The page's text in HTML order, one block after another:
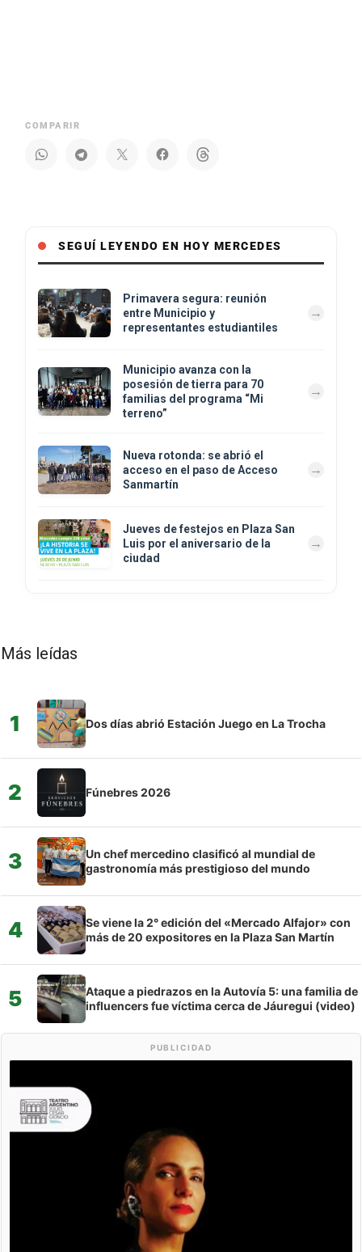
COMPARIR
SEGUÍ LEYENDO EN HOY MERCEDES
Primavera segura: reunión
entre Municipio y
representantes estudiantiles
Municipio avanza con la
posesión de tierra para 70
familias del programa “Mi
terreno”
Nueva rotonda: se abrió el
acceso en el paso de Acceso
Sanmartín
Jueves de festejos en Plaza San
Luis por el aniversario de la
ciudad
Más leídas
1 Dos días abrió Estación Juego en La Trocha
2 Fúnebres 2026
3
Un chef mercedino clasificó al mundial de
gastronomía más prestigioso del mundo
4
Se viene la 2° edición del «Mercado Alfajor» con
más de 20 expositores en la Plaza San Martín
5
Ataque a piedrazos en la Autovía 5: una familia de
influencers fue víctima cerca de Jáuregui (video)
PUBLICIDAD